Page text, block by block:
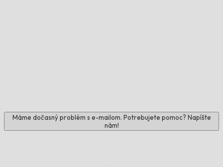
Máme dočasný problém s e-mailom. Potrebujete pomoc? Napíšte
nám!